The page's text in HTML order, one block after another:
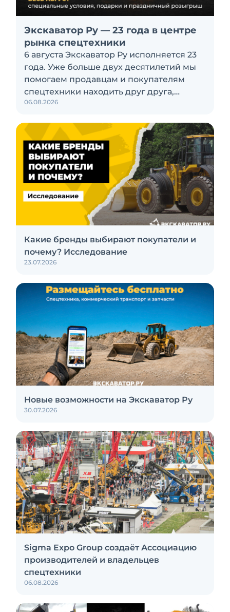
Экскаватор Ру — 23 года в центре
рынка спецтехники
6 августа Экскаватор Ру исполняется 23
года. Уже больше двух десятилетий мы
помогаем продавцам и покупателям
спецтехники находить друг друга,
производителям и дилерам —
представителям отрасли — следить за
новостями и изменениями рынка
06.08.2026
Какие бренды выбирают покупатели и
почему? Исследование
23.07.2026
Новые возможности на Экскаватор Ру
30.07.2026
Sigma Expo Group создаёт Ассоциацию
производителей и владельцев
спецтехники
06.08.2026